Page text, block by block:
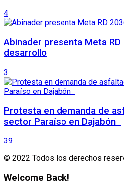
4
Abinader presenta Meta
desarrollo
3
Protesta en demanda de
sector Paraíso en Dajabón
39
© 2022 Todos los derechos
Welcome Back!